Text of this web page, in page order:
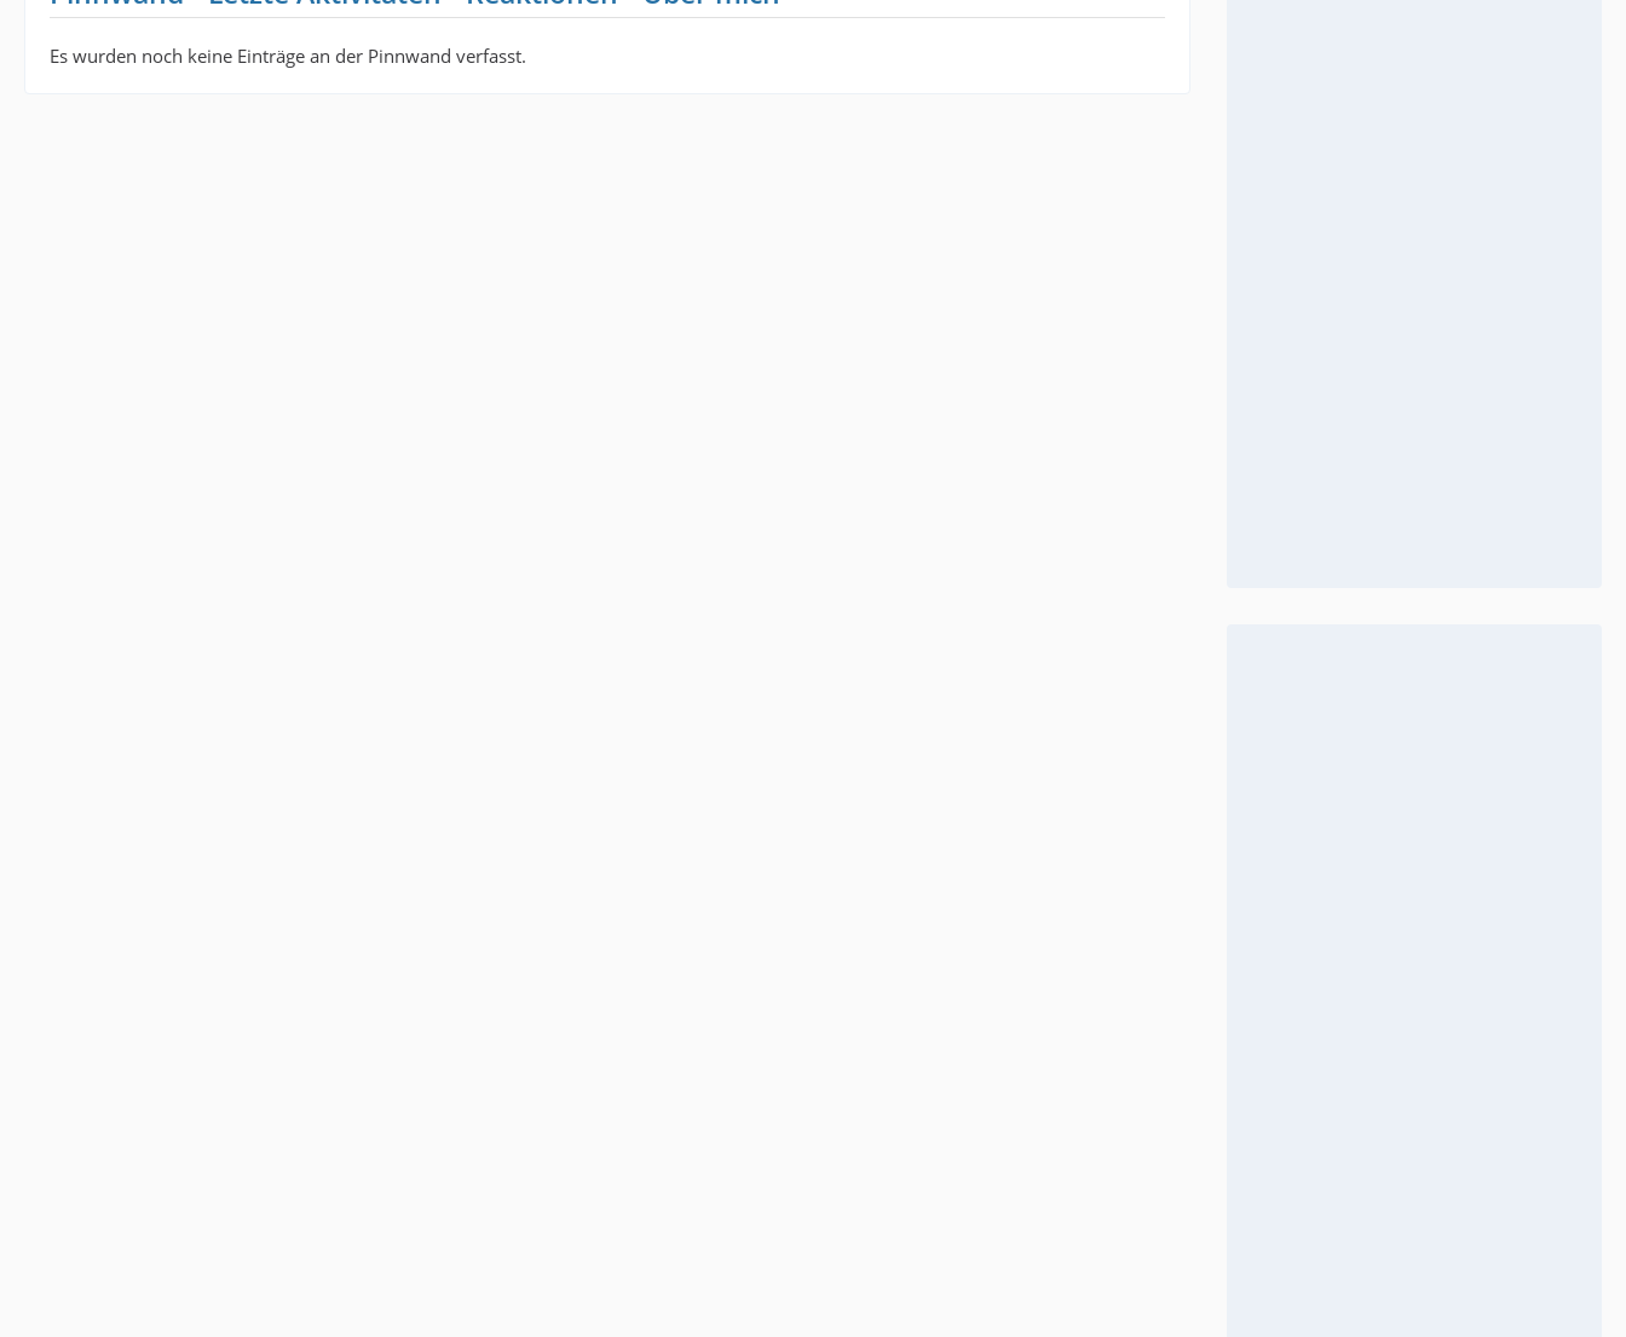
Es wurden noch keine Einträge an der Pinnwand verfasst.